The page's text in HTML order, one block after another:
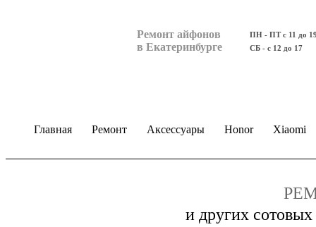
Ремонт айфонов
в Екатеринбурге
ПН - ПТ с 11 до
СБ - с 12 до 17
Главная Ремонт Аксессуары Honor Xiaomi
и других